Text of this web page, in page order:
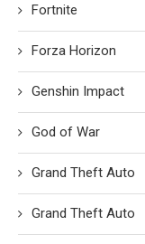
Fortnite
Forza Horizon
Genshin Impact
God of War
Grand Theft Auto
Grand Theft Auto